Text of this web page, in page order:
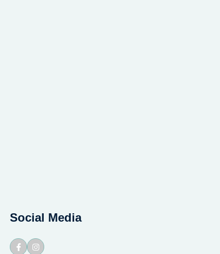
Social Media